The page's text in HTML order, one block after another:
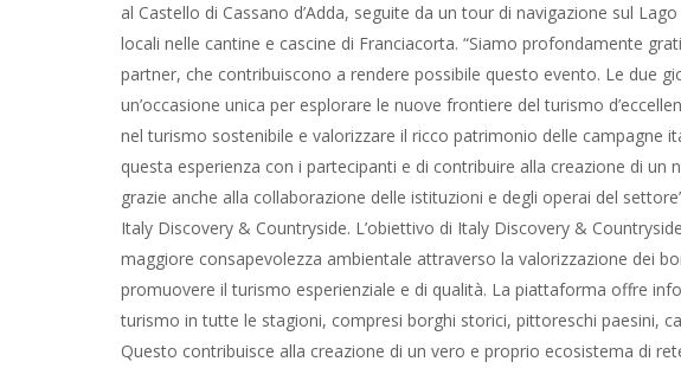
al Castello di Cassano d’Adda, seguite da un tour di navigazione sul
locali nelle cantine e cascine di Franciacorta. “Siamo profondamente
partner, che contribuiscono a rendere possibile questo evento. Le due
un’occasione unica per esplorare le nuove frontiere del turismo
nel turismo sostenibile e valorizzare il ricco patrimonio delle campagne
questa esperienza con i partecipanti e di contribuire alla creazione di un
grazie anche alla collaborazione delle istituzioni e degli operai del
Italy Discovery & Countryside. L’obiettivo di Italy Discovery &
maggiore consapevolezza ambientale attraverso la valorizzazione dei
promuovere il turismo esperienziale e di qualità. La piattaforma offre
turismo in tutte le stagioni, compresi borghi storici, pittoreschi paesini,
Questo contribuisce alla creazione di un vero e proprio ecosistema di